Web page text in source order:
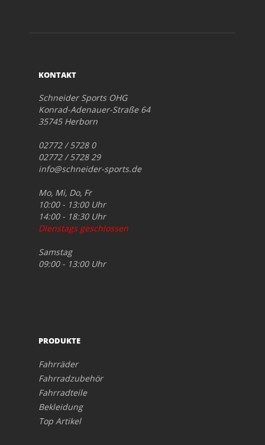
KONTAKT
Schneider Sports OHG
Konrad-Adenauer-Straße 64
35745 Herborn
02772 / 5728 0
02772 / 5728 29
info@schneider-sports.de
Mo, Mi, Do, Fr
10:00 - 13:00 Uhr
14:00 - 18:30 Uhr
Dienstags geschlossen
Samstag
09:00 - 13:00 Uhr
PRODUKTE
Fahrräder
Fahrradzubehör
Fahrradteile
Bekleidung
Top Artikel